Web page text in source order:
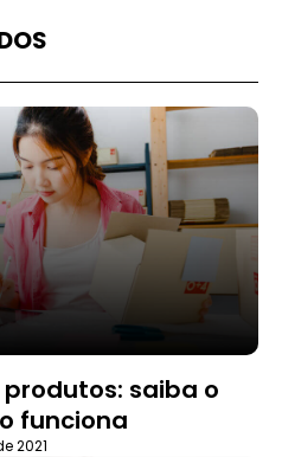
saiba o
funciona
2021